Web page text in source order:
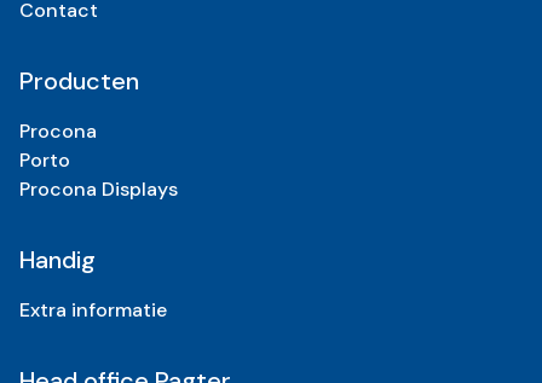
Contact
Producten
Procona
Porto
Procona Displays
Handig
Extra informatie